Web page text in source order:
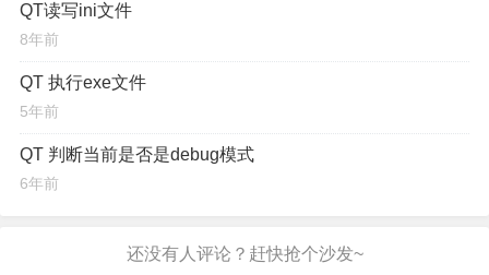
QT读写ini文件
8年前
QT 执行exe文件
5年前
QT 判断当前是否是debug模式
6年前